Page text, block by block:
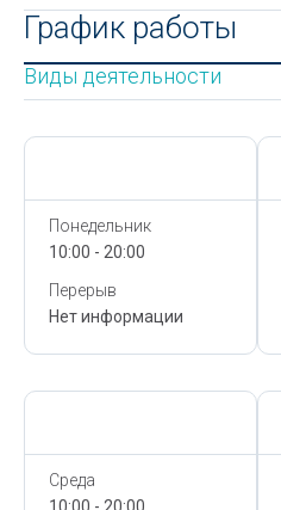
График работы
Виды деятельности
Понедельник
10:00 - 20:00
Перерыв
Нет информации
Среда
10:00 - 20:00